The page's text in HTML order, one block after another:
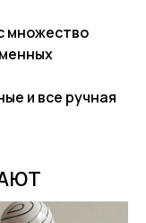
множество
и все ручная